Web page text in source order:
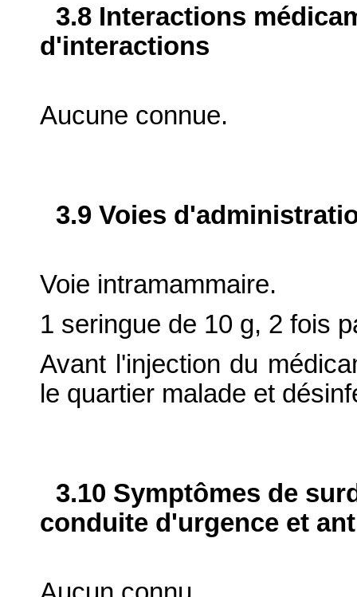
3.8 Interactions
d'interactions
Aucune connue.
3.9 Voies
Voie intramammaire.
1 seringue de 10 g, 2 fois
Avant l'injection du
le quartier malade et
3.10 Symptômes de
conduite d'urgence et